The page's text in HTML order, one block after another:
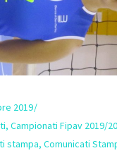
2019
, Campionati Fipav 2019/
stampa, Comunicati